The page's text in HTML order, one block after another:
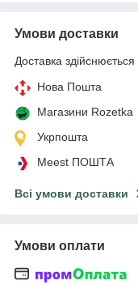
Умови доставки
Доставка здійснюється
Нова Пошта
Магазини Rozetka
Укрпошта
Meest ПОШТА
Всі умови доставки
Умови оплати